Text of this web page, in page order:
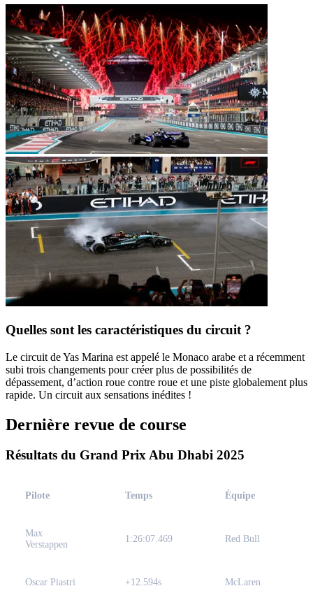
Quelles sont les caractéristiques du circuit ?
Le circuit de Yas Marina est appelé le Monaco arabe et a récemment
subi trois changements pour créer plus de possibilités de
dépassement, d’action roue contre roue et une piste globalement plus
rapide. Un circuit aux sensations inédites !
Dernière revue de course
Résultats du Grand Prix Abu Dhabi 2025
Pilote Temps Équipe
Max
Verstappen
1:26:07.469 Red Bull
Oscar Piastri +12.594s McLaren